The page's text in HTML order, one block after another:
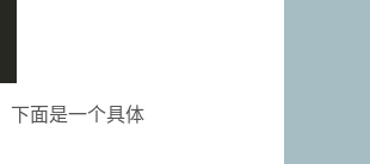
下面是一个具体